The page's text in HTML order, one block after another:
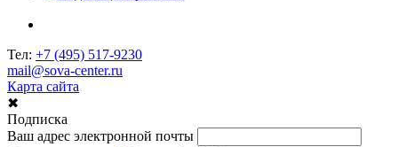
Тел: +7 (495) 517-9230
mail@sova-center.ru
Карта сайта
✖
Подписка
Ваш адрес электронной почты